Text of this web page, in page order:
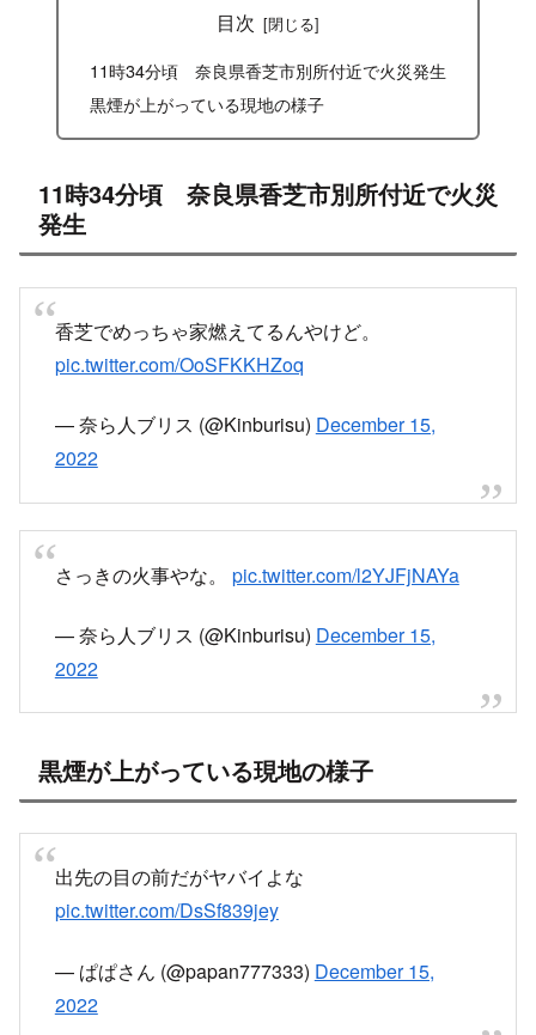
目次
11時34分頃 奈良県香芝市別所付近で火災発生
黒煙が上がっている現地の様子
11時34分頃 奈良県香芝市別所付近で火災
発生
香芝でめっちゃ家燃えてるんやけど。
pic.twitter.com/OoSFKKHZoq
— 奈ら人ブリス (@Kinburisu) December 15,
2022
さっきの火事やな。 pic.twitter.com/l2YJFjNAYa
— 奈ら人ブリス (@Kinburisu) December 15,
2022
黒煙が上がっている現地の様子
出先の目の前だがヤバイよな
pic.twitter.com/DsSf839jey
— ぱぱさん (@papan777333) December 15,
2022